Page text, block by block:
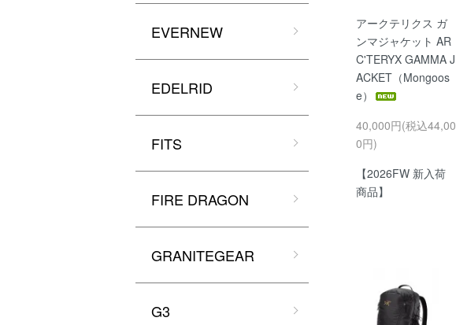
アークテリクス ガ
ンマジャケット AR
C'TERYX GAMMA J
ACKET（Mongoos
e）
40,000円(税込44,00
0円)
【2026FW 新入荷
商品】
EVERNEW
EDELRID
FITS
FIRE DRAGON
GRANITEGEAR
G3